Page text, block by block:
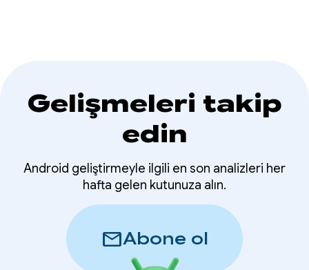
Gelişmeleri takip
edin
Android geliştirmeyle ilgili en son analizleri her
hafta gelen kutunuza alın.
mailAbone ol